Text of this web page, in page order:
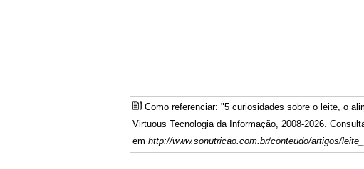
Como referenciar: "5 curiosidades sobre o leite, o
Virtuous Tecnologia da Informação, 2008-2026.
em http://www.sonutricao.com.br/conteudo/artigos/